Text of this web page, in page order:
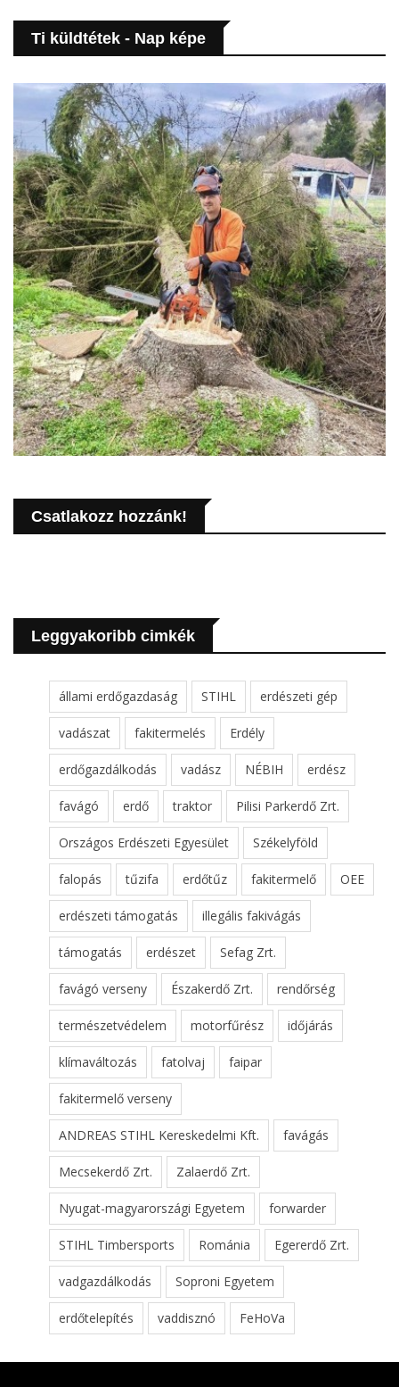
Ti küldtétek - Nap képe
Csatlakozz hozzánk!
Leggyakoribb cimkék
állami erdőgazdaság STIHL erdészeti gép
vadászat fakitermelés Erdély
erdőgazdálkodás vadász NÉBIH erdész
favágó erdő traktor Pilisi Parkerdő Zrt.
Országos Erdészeti Egyesület Székelyföld
falopás tűzifa erdőtűz fakitermelő OEE
erdészeti támogatás illegális fakivágás
támogatás erdészet Sefag Zrt.
favágó verseny Északerdő Zrt. rendőrség
természetvédelem motorfűrész időjárás
klímaváltozás fatolvaj faipar
fakitermelő verseny
ANDREAS STIHL Kereskedelmi Kft. favágás
Mecsekerdő Zrt. Zalaerdő Zrt.
Nyugat-magyarországi Egyetem forwarder
STIHL Timbersports Románia Egererdő Zrt.
vadgazdálkodás Soproni Egyetem
erdőtelepítés vaddisznó FeHoVa